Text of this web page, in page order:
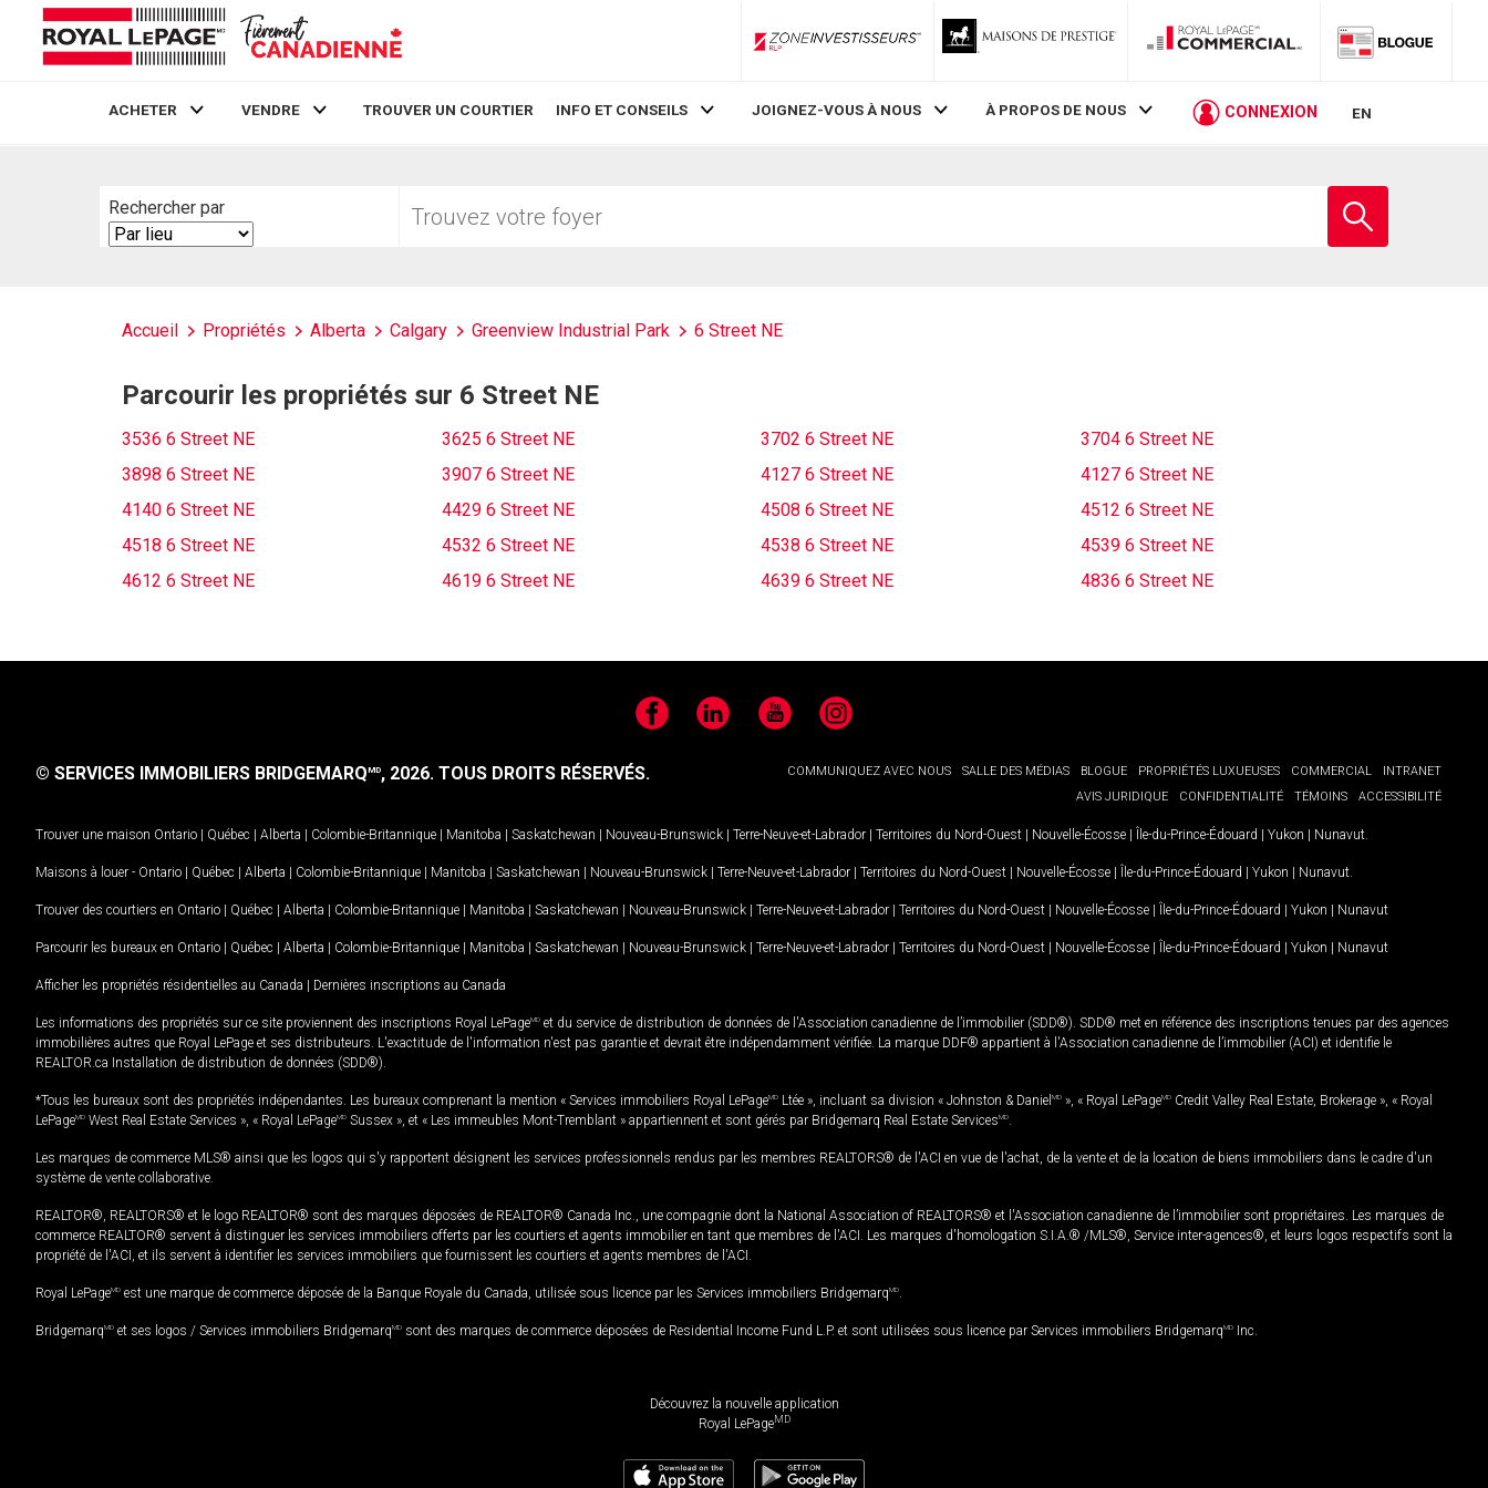
ZoneInvestisseurs RLP
ACHETER VENDRE TROUVER UN COURTIER INFO ET CONSEILS JOIGNEZ-VOUS À NOUS À PROPOS DE NOUS CONNEXION EN
Rechercher par
Search
By
votre
Accueil Propriétés Alberta Calgary Greenview Industrial Park 6 Street NE
Parcourir les propriétés sur 6 Street NE
3536 6 Street NE 3625 6 Street NE 3702 6 Street NE
3704 6 Street NE
3898 6 Street NE
3907 6 Street NE 4127 6 Street NE
4127 6 Street NE
4140 6 Street NE
4429 6 Street NE 4508 6 Street NE
4512 6 Street NE
4518 6 Street NE
4532 6 Street NE 4538 6 Street NE
4539 6 Street NE
4612 6 Street NE
4619 6 Street NE 4639 6 Street NE 4836 6 Street NE
FacebookLinkedIn YouTubeInstagram
COMMUNIQUEZ AVEC NOUS SALLE DES MÉDIAS BLOGUE PROPRIÉTÉS LUXUEUSES COMMERCIAL
INTRANET
AVIS JURIDIQUE
CONFIDENTIALITÉ TÉMOINS ACCESSIBILITÉ
© SERVICES IMMOBILIERS BRIDGEMARQMD, 2026. TOUS DROITS RÉSERVÉS.
Trouver une maison Ontario | Québec | Alberta | Colombie-Britannique | Manitoba | Saskatchewan | Nouveau-Brunswick | Terre-Neuve-et-Labrador | Territoires du Nord-Ouest | Nouvelle-Écosse | Île-du-Prince-Édouard | Yukon | Nunavut
Maisons à louer - Ontario | Québec | Alberta | Colombie-Britannique | Manitoba | Saskatchewan | Nouveau-Brunswick | Terre-Neuve-et-Labrador | Territoires du Nord-Ouest | Nouvelle-Écosse | Île-du-Prince-Édouard | Yukon | Nunavut
Trouver des courtiers en Ontario | Québec | Alberta | Colombie-Britannique | Manitoba | Saskatchewan | Nouveau-Brunswick | Terre-Neuve-et-Labrador | Territoires du Nord-Ouest | Nouvelle-Écosse | Île-du-Prince-Édouard | Yukon | Nunavut
Parcourir les bureaux en Ontario | Québec | Alberta | Colombie-Britannique | Manitoba | Saskatchewan | Nouveau-Brunswick | Terre-Neuve-et-Labrador | Territoires du Nord-Ouest | Nouvelle-Écosse | Île-du-Prince-Édouard | Yukon | Nunavut
Afficher les propriétés résidentielles au Canada | Dernières inscriptions au Canada
Les informations des propriétés sur ce site proviennent des inscriptions Royal LePageMD et du service de distribution de données de l'Association canadienne de l’immobilier (SDD®). SDD® met en référence des inscriptions tenues par des agences
immobilières autres que Royal LePage et ses distributeurs. L'exactitude de l'information n'est pas garantie et devrait être indépendamment vérifiée. La marque DDF® appartient à l'Association canadienne de l’immobilier (ACI) et identifie le
REALTOR.ca Installation de distribution de données (SDD®).
*Tous les bureaux sont des propriétés indépendantes. Les bureaux comprenant la mention « Services immobiliers Royal LePageMD Ltée », incluant sa division « Johnston & Daniel MD », « Royal LePageMD Credit Valley Real Estate, Brokerage », « Royal
LePageMD West Real Estate Services », « Royal LePageMD Sussex », et « Les immeubles Mont-Tremblant » appartiennent et sont gérés par Bridgemarq Real Estate ServicesMD
Les marques de commerce MLS® ainsi que les logos qui s'y rapportent désignent les services professionnels rendus par les membres REALTORS® de l'ACI en vue de l'achat, de la vente et de la location de biens immobiliers dans le cadre d'un
système de vente collaborative.
REALTOR®, REALTORS® et le logo REALTOR® sont des marques déposées de REALTOR® Canada Inc., une compagnie dont la National Association of REALTORS® et l'Association canadienne de l’immobilier sont propriétaires. Les marques de
commerce REALTOR® servent à distinguer les services immobiliers offerts par les courtiers et agents immobilier en tant que membres de l'ACI. Les marques d'homologation S.I.A.® /MLS®, Service inter-agences®, et leurs logos respectifs sont la
propriété de l'ACI, et ils servent à identifier les services immobiliers que fournissent les courtiers et agents membres de l'ACI.
Royal LePageMD est une marque de commerce déposée de la Banque Royale du Canada, utilisée sous licence par les Services immobiliers BridgemarqMD
BridgemarqMD et ses logos / Services immobiliers BridgemarqMD sont des marques de commerce déposées de Residential Income Fund L.P. et sont utilisées sous licence par Services immobiliers BridgemarqMD Inc.
Découvrez la nouvelle application
Royal LePageMD